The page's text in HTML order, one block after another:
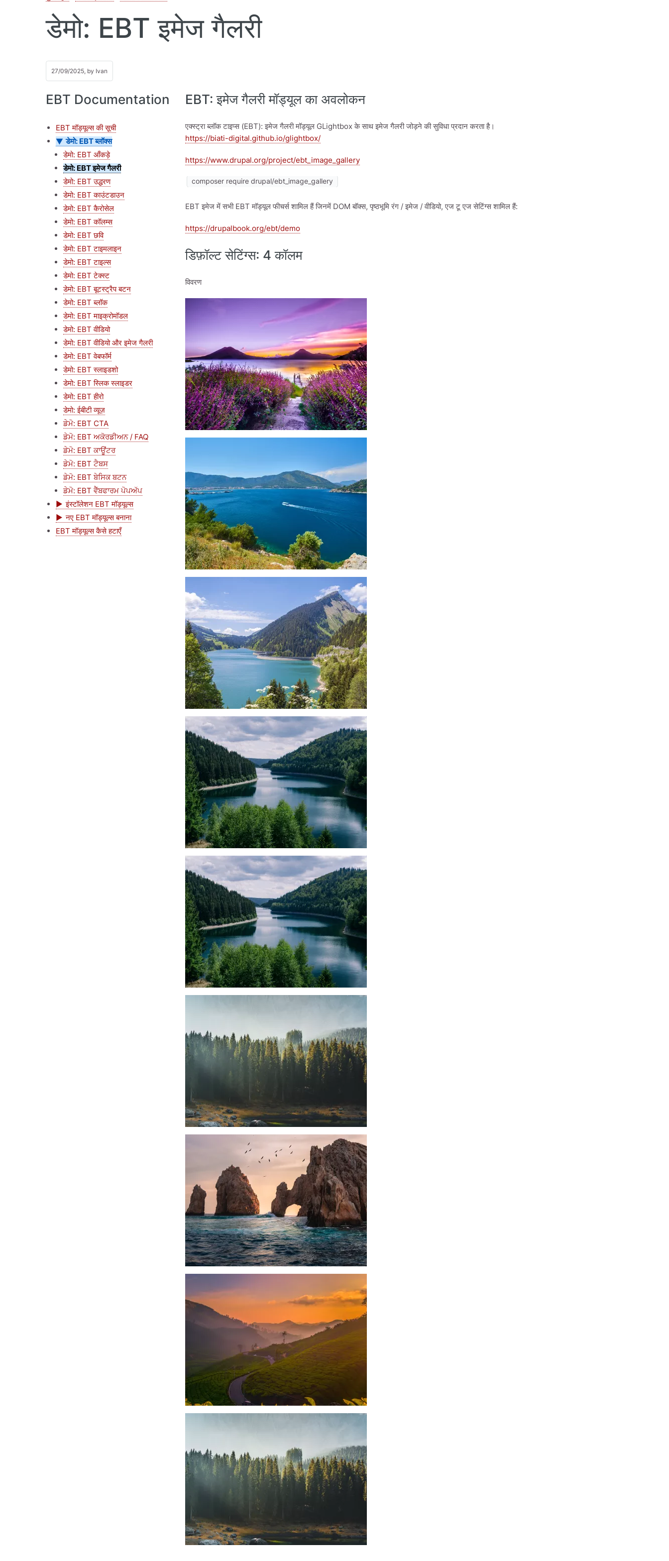
डेमो: EBT इमेज गैलरी
27/09/2025, by Ivan
EBT Documentation
EBT मॉड्यूल्स की सूची
डेमो: EBT ब्लॉक्स
डेमो: EBT आँकड़े
डेमो: EBT इमेज गैलरी
डेमो: EBT उद्धरण
डेमो: EBT काउंटडाउन
डेमो: EBT कैरोसेल
डेमो: EBT कॉलम्स
डेमो: EBT छवि
डेमो: EBT टाइमलाइन
डेमो: EBT टाइल्स
डेमो: EBT टेक्स्ट
डेमो: EBT बूटस्ट्रैप बटन
डेमो: EBT ब्लॉक
डेमो: EBT माइक्रोमॉडल
डेमो: EBT वीडियो
डेमो: EBT वीडियो और इमेज गैलरी
डेमो: EBT वेबफॉर्म
डेमो: EBT स्लाइडशो
डेमो: EBT स्लिक स्लाइडर
डेमो: EBT हीरो
डेमो: ईबीटी व्यूज़
ਡੇਮੋ: EBT CTA
ਡੇਮੋ: EBT ਅਕੋਰਡੀਅਨ / FAQ
ਡੇਮੋ: EBT ਕਾਊਂਟਰ
ਡੇਮੋ: EBT ਟੈਬਸ
ਡੇਮੋ: EBT ਬੇਸਿਕ ਬਟਨ
ਡੇਮੋ: EBT ਵੈੱਬਫਾਰਮ ਪੋਪਅੱਪ
इंस्टॉलेशन EBT मॉड्यूल्स
नए EBT मॉड्यूल्स बनाना
EBT मॉड्यूल्स कैसे हटाएँ
EBT: इमेज गैलरी मॉड्यूल का अवलोकन
एक्स्ट्रा ब्लॉक टाइप्स (EBT): इमेज गैलरी मॉड्यूल GLightbox के साथ इमेज गैलरी जोड़ने की सुविधा प्रदान करता है।
https://biati-digital.github.io/glightbox/
https://www.drupal.org/project/ebt_image_gallery
composer require drupal/ebt_image_gallery
EBT इमेज में सभी EBT मॉड्यूल फीचर्स शामिल हैं जिनमें DOM बॉक्स, पृष्ठभूमि रंग / इमेज / वीडियो, एज टू एज सेटिंग्स शामिल हैं:
https://drupalbook.org/ebt/demo
डिफ़ॉल्ट सेटिंग्स: 4 कॉलम
विवरण
चित्र
चित्र